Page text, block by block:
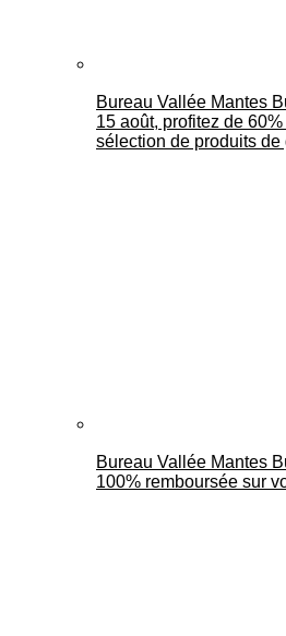
Bureau Vallée Mantes
15 août, profitez de
sélection de produits
Bureau Vallée Mantes
100% remboursée sur